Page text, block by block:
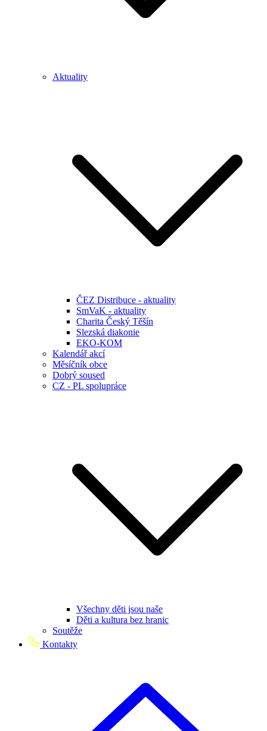
Aktuality
ČEZ Distribuce - aktuality
SmVaK - aktuality
Charita Český Těšín
Slezská diakonie
EKO-KOM
Kalendář akcí
Měsíčník obce
Dobrý soused
CZ - PL spolupráce
Všechny děti jsou naše
Děti a kultura bez hranic
Soutěže
Kontakty